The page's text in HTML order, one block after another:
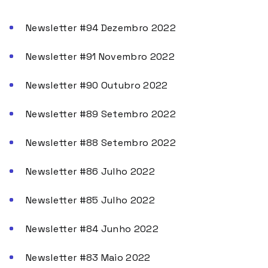
Newsletter #94 Dezembro 2022
Newsletter #91 Novembro 2022
Newsletter #90 Outubro 2022
Newsletter #89 Setembro 2022
Newsletter #88 Setembro 2022
Newsletter #86 Julho 2022
Newsletter #85 Julho 2022
Newsletter #84 Junho 2022
Newsletter #83 Maio 2022